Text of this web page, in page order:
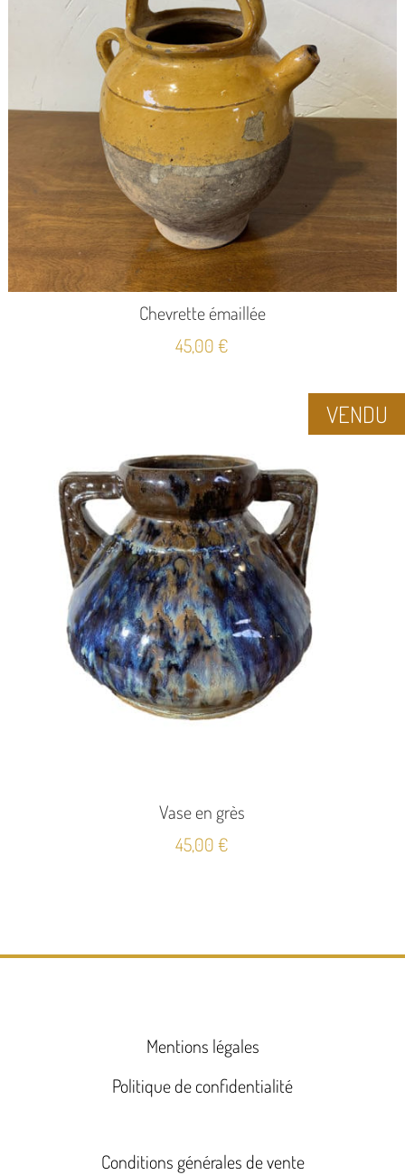
Chevrette émaillée
45,00€
VENDU
Vase en grès
45,00€
Mentions légales
Politique de confidentialité
Conditions générales de vente